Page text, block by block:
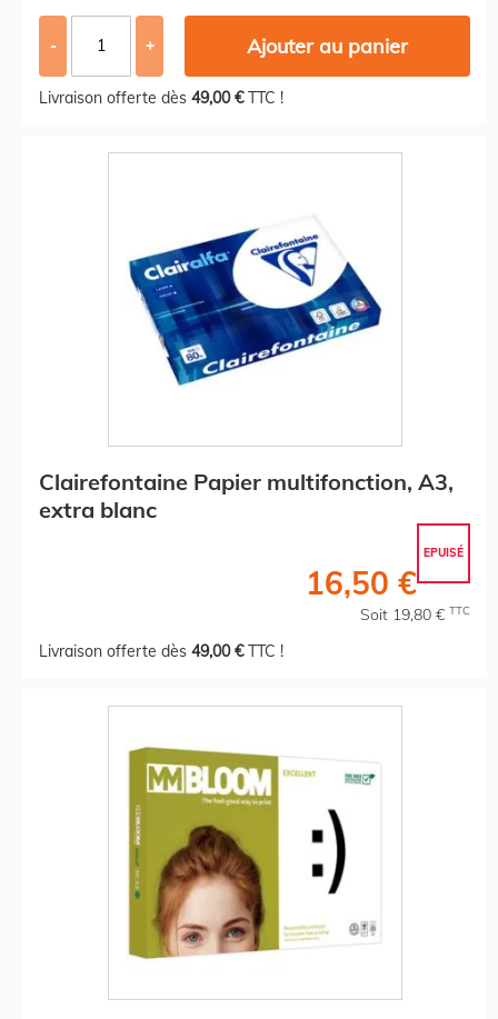
- + Ajouter au panier
Livraison offerte dès 49,00 €TTC !
Clairefontaine Papier multifonction, A3,
extra blanc
EPUISÉ
16,50 €
Soit 19,80 € TTC
Livraison offerte dès 49,00 €TTC !